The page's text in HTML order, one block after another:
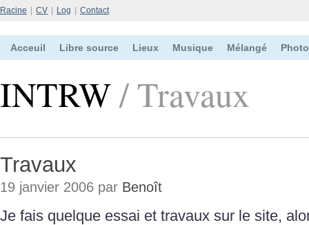
Racine CV Log Contact
Acceuil Libre source Lieux Musique Mélangé
INTRW/ Travaux
Travaux
19 janvier 2006 par Benoît
Je fais quelque essai et travaux sur le site,